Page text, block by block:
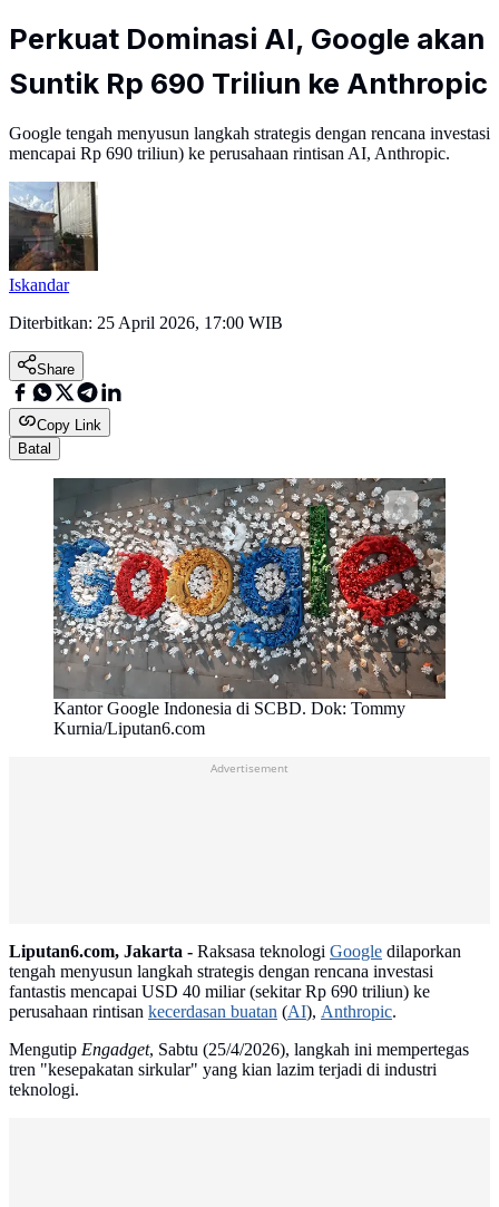
Perkuat Dominasi AI, Google akan
Suntik Rp 690 Triliun ke Anthropic
Google tengah menyusun langkah strategis dengan rencana investasi
mencapai Rp 690 triliun) ke perusahaan rintisan AI, Anthropic.
Iskandar
Diterbitkan: 25 April 2026, 17:00 WIB
Share
Copy Link
Batal
Kantor Google Indonesia di SCBD. Dok: Tommy
Kurnia/Liputan6.com
Advertisement
Liputan6.com, Jakarta - Raksasa teknologi Google dilaporkan
tengah menyusun langkah strategis dengan rencana investasi
fantastis mencapai USD 40 miliar (sekitar Rp 690 triliun) ke
perusahaan rintisan kecerdasan buatan (AI), Anthropic.
Mengutip Engadget, Sabtu (25/4/2026), langkah ini mempertegas
tren "kesepakatan sirkular" yang kian lazim terjadi di industri
teknologi.